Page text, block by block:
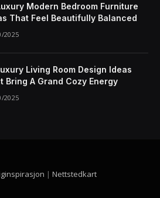
Modern Bedroom Furniture
That Feel Beautifully Balanced
2025
Living Room Design Ideas
Bring A Grand Cozy Energy
2025
| Nettstedkart